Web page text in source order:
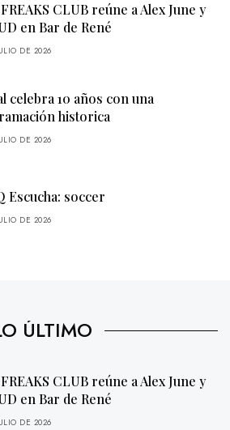
CLUB reúne a Alex June y
en Bar de René
DE 2026
celebra 10 años con una
historica
DE 2026
Escucha: soccer
DE 2026
ÚLTIMO
CLUB reúne a Alex June y
en Bar de René
DE 2026